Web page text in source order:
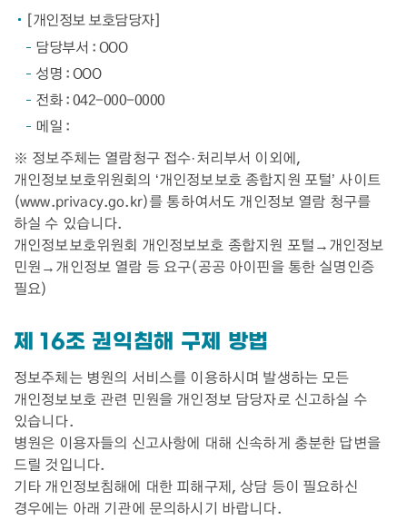
[개인정보 보호담당자]
담당부서 : OOO
성명 : OOO
전화 : 042-000-0000
메일 :
※ 정보주체는 열람청구 접수·처리부서 이외에,
개인정보보호위원회의 ‘개인정보보호 종합지원 포털’ 사이트
(www.privacy.go.kr)를 통하여서도 개인정보 열람 청구를
하실 수 있습니다.
개인정보보호위원회 개인정보보호 종합지원 포털→개인정보
민원→개인정보 열람 등 요구(공공 아이핀을 통한 실명인증
필요)
제 16조 권익침해 구제 방법
정보주체는 병원의 서비스를 이용하시며 발생하는 모든
개인정보보호 관련 민원을 개인정보 담당자로 신고하실 수
있습니다.
병원은 이용자들의 신고사항에 대해 신속하게 충분한 답변을
드릴 것입니다.
기타 개인정보침해에 대한 피해구제, 상담 등이 필요하신
경우에는 아래 기관에 문의하시기 바랍니다.